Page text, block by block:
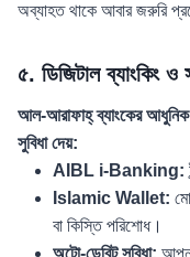
অব্যাহত থাকে আবার জরুরি
৫. ডিজিটাল ব্যাংকিং
আল-আরাফাহ্ ব্যাংকের আধুনিক
সুবিধা দেয়:
AIBL i-Banking:
Islamic Wallet:
বা কিস্তি পরিশোধ।